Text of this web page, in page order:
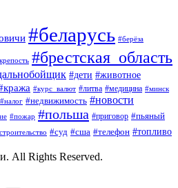
#беларусь #берёза
#брестская_область
#дети #животное
#курс_валют #литва #медицина #минск
#налог #недвижимость #новости
#пожар #польша #приговор #пьяный
#суд #сша #телефон #топливо
All Rights Reserved.